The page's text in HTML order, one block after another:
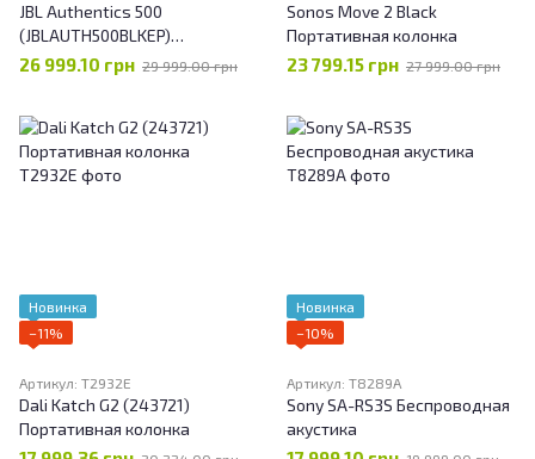
JBL Authentics 500
(JBLAUTH500BLKEP)
Портативная колонка
26 999.10 грн 29 999.00 грн
Sonos Move 2 Black
Портативная колонка
23 799.15 грн 27 999.00 грн
Новинка
−11%
Артикул: T2932E
Dali Katch G2 (243721)
Портативная колонка
Новинка
−10%
Артикул: T8289A
Sony SA-RS3S Беспроводная
акустика